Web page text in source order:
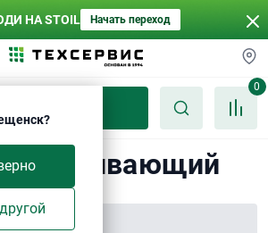
НА STOIL Начать переход
0